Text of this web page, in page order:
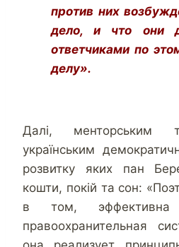
против них
дело, и что они
ответчиками по
делу».
Далі, менторським
українським
розвитку яких пан
кошти, покій та сон:
в том, эффективна
правоохранительная